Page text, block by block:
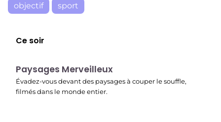
objectif sport
Ce soir
22:37
Paysages Merveilleux
Évadez-vous devant des paysages à couper le souffle,
filmés dans le monde entier.